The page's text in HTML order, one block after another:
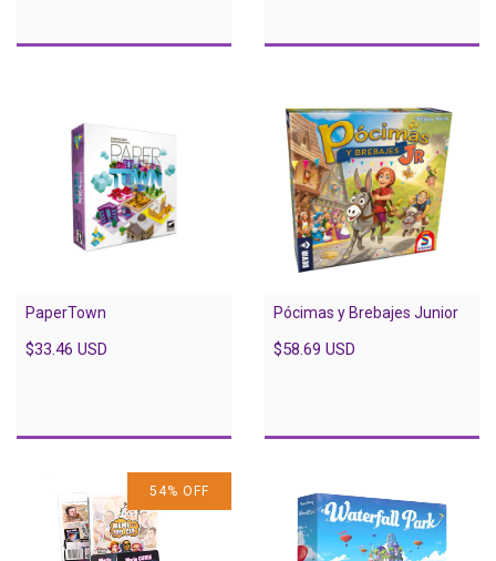
PaperTown
$33.46 USD
Pócimas y Brebajes Junior
$58.69 USD
54% OFF